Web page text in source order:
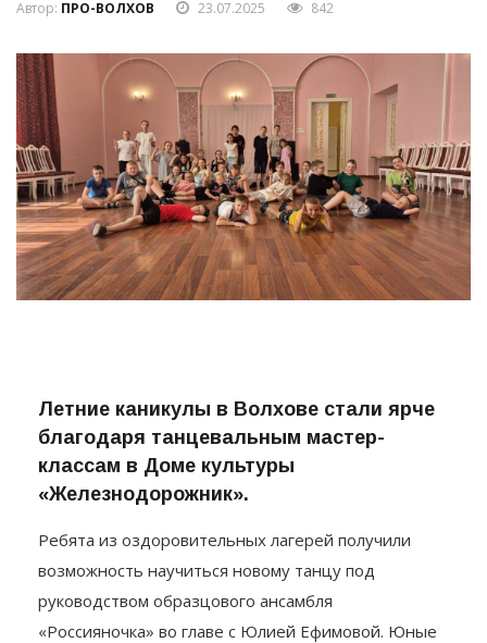
Автор: ПРО-ВОЛХОВ 23.07.2025 842
Летние каникулы в Волхове стали ярче
благодаря танцевальным мастер-
классам в Доме культуры
«Железнодорожник».
Ребята из оздоровительных лагерей получили
возможность научиться новому танцу под
руководством образцового ансамбля
«Россияночка» во главе с Юлией Ефимовой. Юные